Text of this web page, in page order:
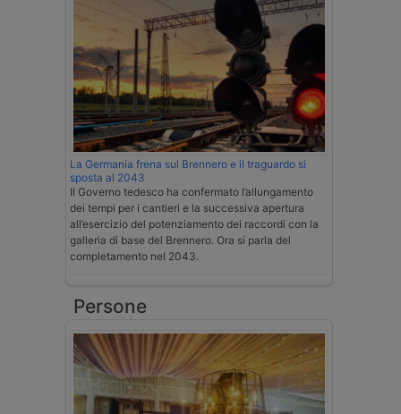
La Germania frena sul Brennero e il traguardo si
sposta al 2043
Il Governo tedesco ha confermato l’allungamento
dei tempi per i cantieri e la successiva apertura
all’esercizio del potenziamento dei raccordi con la
galleria di base del Brennero. Ora si parla del
completamento nel 2043.
Persone